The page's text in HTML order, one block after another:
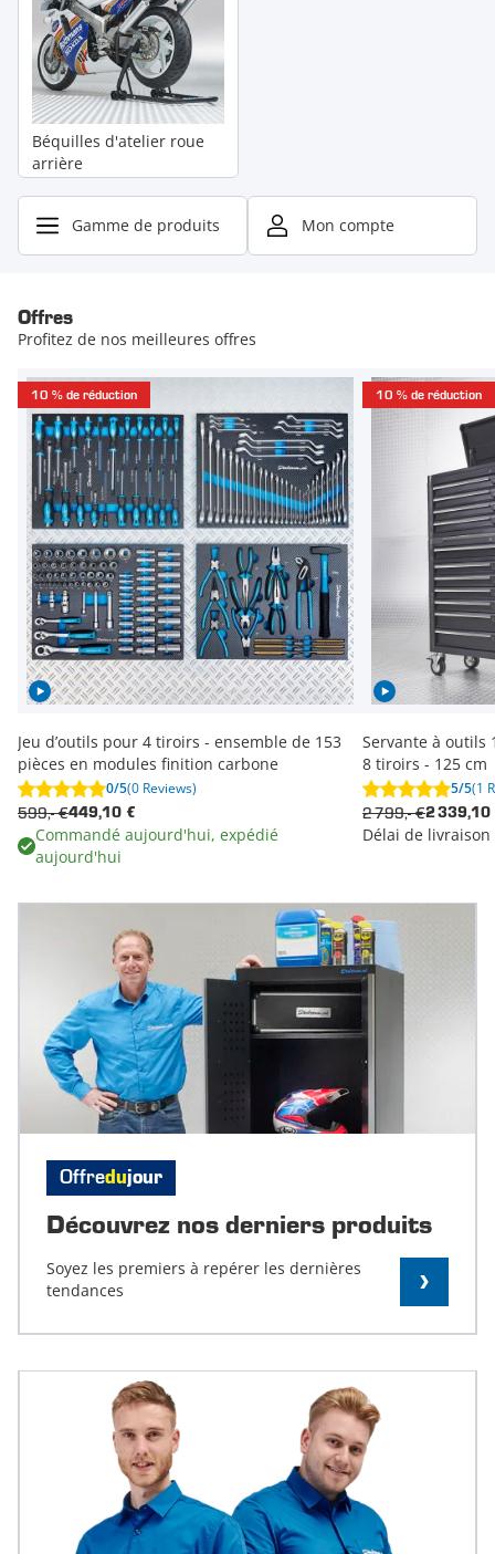
Béquilles d'atelier roue
arrière
Gamme de produits Mon compte
Offres
Profitez de nos meilleures offres
10 % de réduction
Jeu d’outils pour 4 tiroirs - ensemble de 153
pièces en modules finition carbone
0/5(0 Reviews)
449,10 €
599,- €
Commandé aujourd'hui, expédié
aujourd'hui
10 % de réduction
Servante à outils
8 tiroirs - 125 cm
5/5(1
2 339,10
2 799,- €
Délai de
Offredujour
Découvrez nos derniers produits
Soyez les premiers à repérer les dernières
tendances